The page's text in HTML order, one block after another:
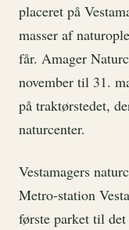
placeret på
masser af
får. Amager
november til 31.
på traktørstedet,
naturcenter.
Vestamagers
Metro-station
første parket til